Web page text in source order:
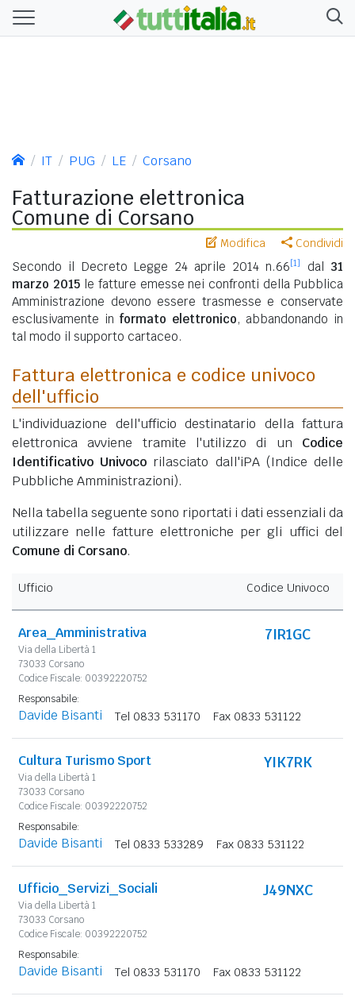
IT PUG LE Corsano
Fatturazione elettronica
Comune di Corsano
Modifica Condividi
Secondo il Decreto Legge 24 aprile 2014 n.66[1] dal 31
marzo 2015le fatture emesse nei confronti della Pubblica
Amministrazione devono essere trasmesse e conservate
esclusivamente in formato elettronico, abbandonando in
tal modo il supporto cartaceo.
Fattura elettronica e codice univoco
dell'ufficio
L'individuazione dell'ufficio destinatario della fattura
elettronica avviene tramite l'utilizzo di un Codice
Identificativo Univoco rilasciato dall'iPA (Indice delle
Pubbliche Amministrazioni).
Nella tabella seguente sono riportati i dati essenziali da
utilizzare nelle fatture elettroniche per gli uffici del
Comune di Corsano.
Ufficio Codice Univoco
Area_Amministrativa
Via della Libertà 1
73033 Corsano
Codice Fiscale: 00392220752
7IR1GC
Responsabile:
Davide Bisanti Tel 0833 531170 Fax 0833 531122
Cultura Turismo Sport
Via della Libertà 1
73033 Corsano
Codice Fiscale: 00392220752
YIK7RK
Responsabile:
Davide Bisanti Tel 0833 533289 Fax 0833 531122
Ufficio_Servizi_Sociali
Via della Libertà 1
73033 Corsano
Codice Fiscale: 00392220752
J49NXC
Responsabile:
Davide Bisanti Tel 0833 531170 Fax 0833 531122